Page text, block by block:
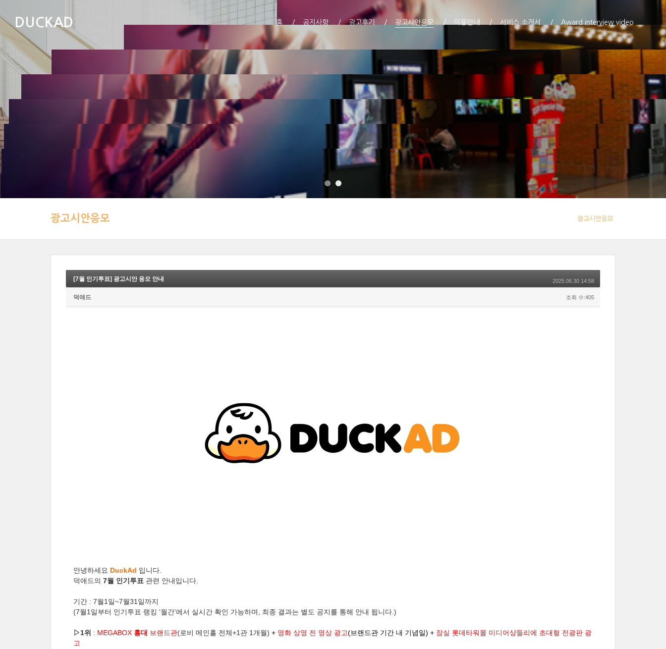
DUCKAD 홈 공지사항 광고후기 광고시안응모 이용안내 서비스 소개서 Award interview video
비교불가! 손쉬운 투표권 획득하고 내 아이돌에게 투표하자!
“광고만 보면 투표권이 쌓인다? 그게 가능해?” 덕애드는 현금결제 없는 무료 투표권만을 지급합니다.
광고시안응모 광고시안응모
[7월 인기투표] 광고시안 응모 안내 2025.06.30 14:58
덕애드 조회 수:405
안녕하세요 DuckAd 입니다.
덕애드의 7월 인기투표 관련 안내입니다.
기간 : 7월1일~7월31일까지
(7월1일부터 인기투표 랭킹 '월간'에서 실시간 확인 가능하며, 최종 결과는 별도 공지를 통해 안내 됩니다.)
▷1위 : MEGABOX 홍대 브랜드관(로비 메인홀 전체+1관 1개월) + 영화 상영 전 영상 광고(브랜드관 기간 내 기념일) + 잠실 롯데타워몰 미디어샹들리에 초대형 전광판 광
고